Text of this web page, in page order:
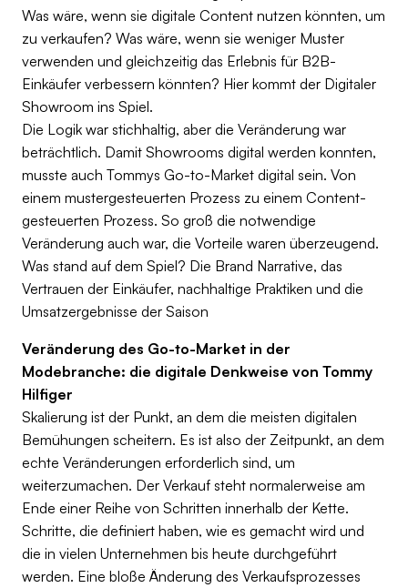
Was wäre, wenn sie digitale Content nutzen könnten, um
zu verkaufen? Was wäre, wenn sie weniger Muster
verwenden und gleichzeitig das Erlebnis für B2B-
Einkäufer verbessern könnten? Hier kommt der Digitaler
Showroom ins Spiel.
Die Logik war stichhaltig, aber die Veränderung war
beträchtlich. Damit Showrooms digital werden konnten,
musste auch Tommys Go-to-Market digital sein. Von
einem mustergesteuerten Prozess zu einem Content-
gesteuerten Prozess. So groß die notwendige
Veränderung auch war, die Vorteile waren überzeugend.
Was stand auf dem Spiel? Die Brand Narrative, das
Vertrauen der Einkäufer, nachhaltige Praktiken und die
Umsatzergebnisse der Saison
Veränderung des Go-to-Market in der
Modebranche: die digitale Denkweise von Tommy
Hilfiger
Skalierung ist der Punkt, an dem die meisten digitalen
Bemühungen scheitern. Es ist also der Zeitpunkt, an dem
echte Veränderungen erforderlich sind, um
weiterzumachen. Der Verkauf steht normalerweise am
Ende einer Reihe von Schritten innerhalb der Kette.
Schritte, die definiert haben, wie es gemacht wird und
die in vielen Unternehmen bis heute durchgeführt
werden. Eine bloße Änderung des Verkaufsprozesses